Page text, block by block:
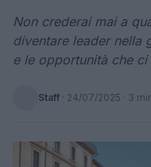
Non crederai mai a
diventare leader nella
e le opportunità che ci
Staff · 24/07/2025 · 3